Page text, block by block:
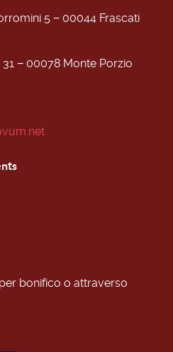
5 − 00044 Frascati
31 − 00078 Monte Porzio
per bonifico o attraverso